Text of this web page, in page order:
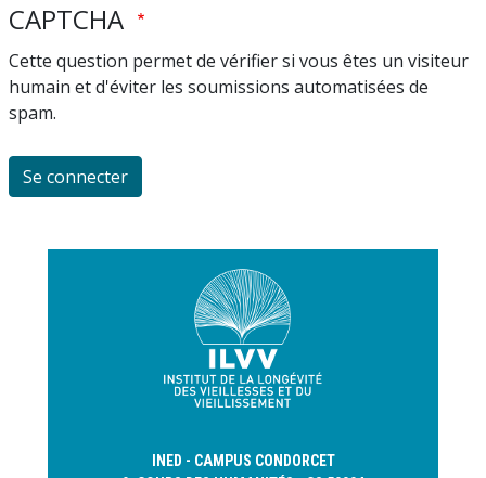
CAPTCHA
Cette question permet de vérifier si vous êtes un visiteur
humain et d'éviter les soumissions automatisées de
spam.
INED - CAMPUS CONDORCET